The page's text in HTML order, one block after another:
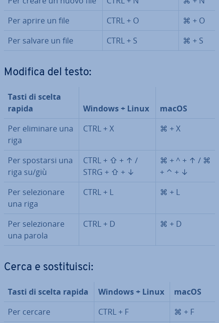
Per aprire un file
CTRL + O
⌘ + O
Per salvare un file
CTRL + S ⌘ + S
Modifica del testo:
Tasti di scelta
rapida
Windows + Linux
macOS
Per eliminare una
riga
CTRL + X ⌘ + X
Per spostarsi una
riga su/giù
CTRL + ⇧ + ↑ /
STRG + ⇧ + ↓
⌘ + ^ + ↑ / ⌘
+ ⌃ + ↓
Per se­le­zio­na­re
una riga
CTRL + L ⌘ + L
Per se­le­zio­na­re
una parola
CTRL + D ⌘ + D
Cerca e so­sti­tui­sci:
Tasti di scelta rapida Windows + Linux
macOS
Per cercare
CTRL + F
⌘ + F